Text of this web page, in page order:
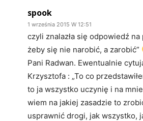
spook
1 września 2015 W 12:51
czyli znalazła się odpowiedź na
żeby się nie narobić, a zarobić”
Pani Radwan. Ewentualnie
Krzysztofa : „To co
to ja wszystko uczynię i na
wiem na jakiej zasadzie to
usprawnić drogi, jak wszystko,